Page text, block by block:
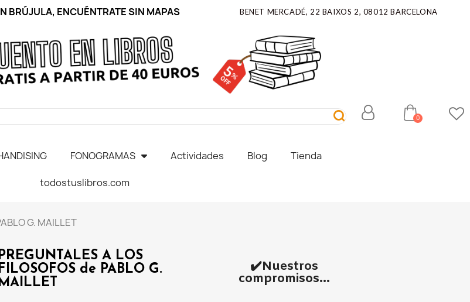
BRÚJULA, ENCUÉNTRATE SIN MAPAS BENET MERCADÉ, 22 BAIXOS 2, 08012 BARCELONA
FONOGRAMAS Actividades Blog Tienda
todostuslibros.com
G. MAILLET
A LOS
de PABLO G.
✔️Nuestros
compromisos...